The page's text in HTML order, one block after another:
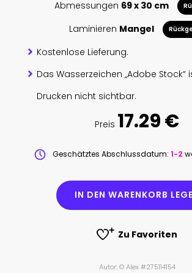
Abmessungen 69 x 30 cm
Laminieren Mangel
Kostenlose Lieferung.
Das Wasserzeichen „Adobe Stock“
Drucken nicht sichtbar.
Preis 17.29 €
Geschätztes Abschlussdatum: 1-2
IN DEN WARENKORB
Zu Favoriten
Autor: © Alex #275114154